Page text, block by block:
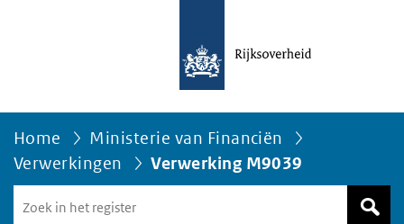
Home
Ministerie van Financiën
Verwerkingen
Verwerking M9039
in